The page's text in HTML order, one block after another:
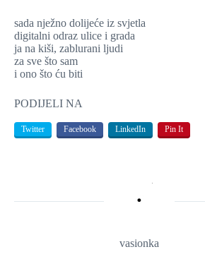
sada nježno dolijeće iz svjetla
digitalni odraz ulice i grada
ja na kiši, zablurani ljudi
za sve što sam
i ono što ću biti
PODIJELI NA
Twitter Facebook LinkedIn Pin It
vasionka